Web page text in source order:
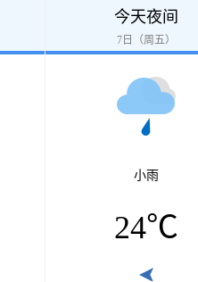
今天夜间
7日（周五）
小雨
24℃